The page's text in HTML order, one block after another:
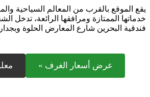
يقع الموقع بالقرب من المعالم السياحية
خدماتها الممتازة ومرافقها الرائعة، تدخل
فندقية البحرين شارع المعارض الحلوة
عرض أسعار الغرف »